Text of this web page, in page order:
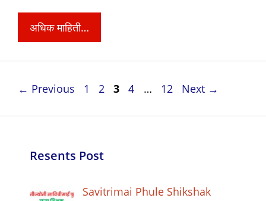
अधिक माहिती…
← Previous Page
1 Page
2 Page
3 Page
4 … Page
12 Next →
Resents Post
Savitrimai Phule Shikshak